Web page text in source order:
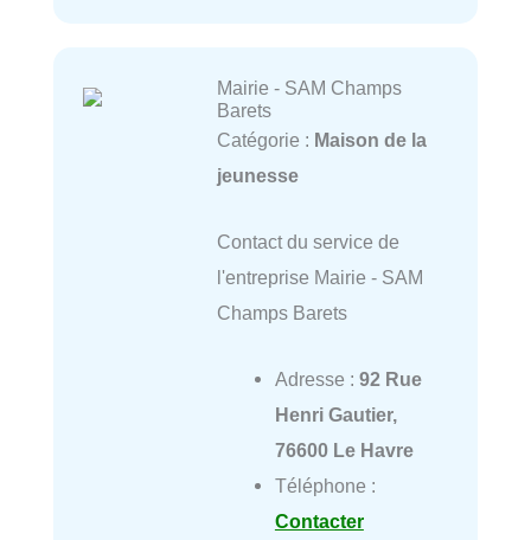
Mairie - SAM Champs
Barets
Catégorie : Maison de la
jeunesse
Contact du service de
l'entreprise Mairie - SAM
Champs Barets
Adresse : 92 Rue
Henri Gautier,
76600 Le Havre
Téléphone :
Contacter